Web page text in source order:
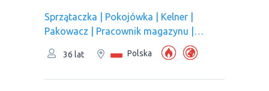
Sprzątaczka | Pokojówka | Kelner |
Pakowacz | Рracownik magazynu |
Pracownik kuchni/Pomoc kuchenna |
Pracownik produkcji | Оperator linii
36 lat Polska